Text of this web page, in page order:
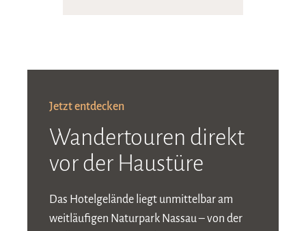
Jetzt entdecken
Wandertouren direkt
vor der Haustüre
Das Hotelgelände liegt unmittelbar am
weitläufigen Naturpark Nassau – von der